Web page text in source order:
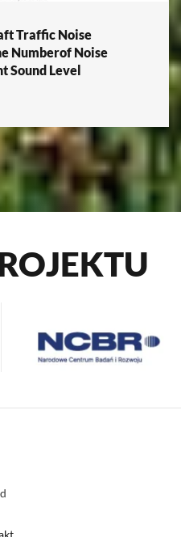
Traffic Noise
Numberof Noise
Sound Level